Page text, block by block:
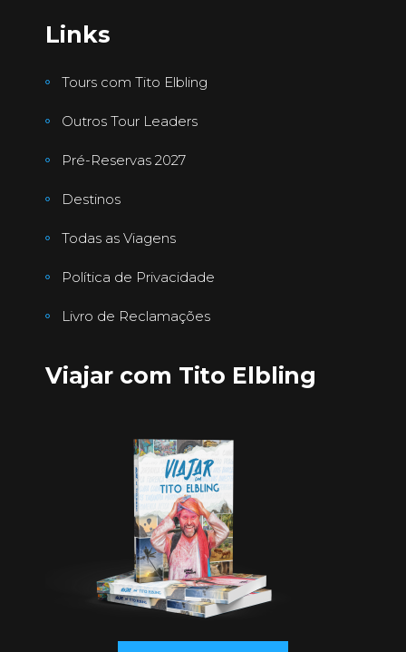
Links
Tours com Tito Elbling
Outros Tour Leaders
Pré-Reservas 2027
Destinos
Todas as Viagens
Política de Privacidade
Livro de Reclamações
Viajar com Tito Elbling